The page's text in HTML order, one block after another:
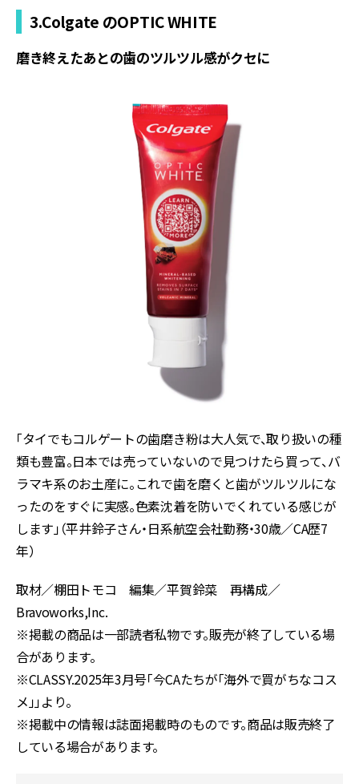
3.Colgate のOPTIC WHITE
磨き終えたあとの歯のツルツル感がクセに
「タイでもコルゲートの歯磨き粉は大人気で、取り扱いの種
類も豊富。日本では売っていないので見つけたら買って、バ
ラマキ系のお土産に。これで歯を磨くと歯がツルツルにな
ったのをすぐに実感。色素沈着を防いでくれている感じが
します」（平井鈴子さん・日系航空会社勤務・30歳／CA歴7
年）
取材／棚田トモコ 編集／平賀鈴菜 再構成／
Bravoworks,Inc.
※掲載の商品は一部読者私物です。販売が終了している場
合があります。
※CLASSY.2025年3月号「今CAたちが「海外で買がちなコス
メ」」より。
※掲載中の情報は誌面掲載時のものです。商品は販売終了
している場合があります。